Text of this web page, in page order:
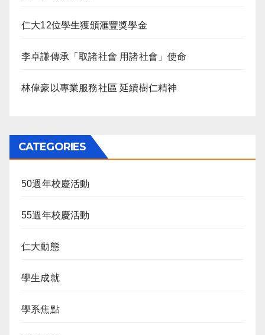
仁大12位學生獲頒滙豐獎學金
李卓謙傳承「取諸社會 用諸社會」使命
林偉豪以專業服務社區 延續樹仁精神
CATEGORIES
50週年校慶活動
55週年校慶活動
仁大動態
學生成就
學系焦點